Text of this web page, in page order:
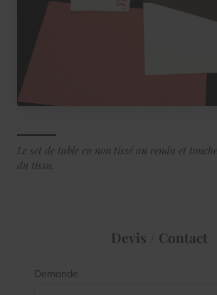
Le set de table en non tissé au rendu et
du tissu.
Devis / Contact
Demande